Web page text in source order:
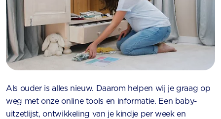
Als ouder is alles nieuw. Daarom helpen wij je graag op
weg met onze online tools en informatie. Een baby-
uitzetlijst, ontwikkeling van je kindje per week en